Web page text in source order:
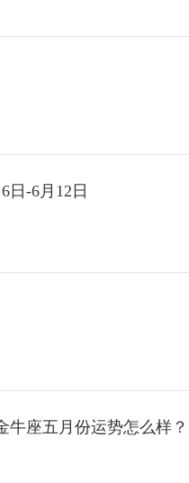
日-6月12日
牛座五月份运势怎么样？